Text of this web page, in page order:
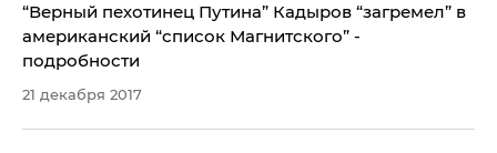
​“Верный пехотинец Путина” Кадыров “загремел” в
американский “список Магнитского” -
подробности
21 декабря 2017